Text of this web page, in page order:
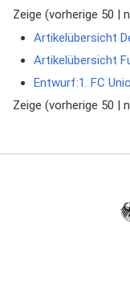
Zeige (vorherige 50
Artikelübersicht
Artikelübersicht
Entwurf:1. FC
Zeige (vorherige 50 |